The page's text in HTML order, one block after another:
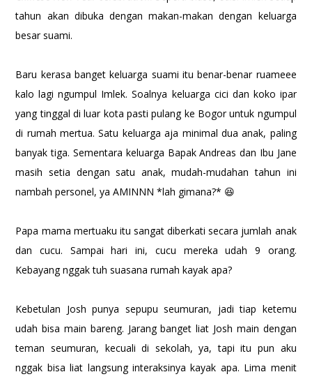
tahun akan dibuka dengan makan-makan dengan keluarga
besar suami.
Baru kerasa banget keluarga suami itu benar-benar ruameee
kalo lagi ngumpul Imlek. Soalnya keluarga cici dan koko ipar
yang tinggal di luar kota pasti pulang ke Bogor untuk ngumpul
di rumah mertua. Satu keluarga aja minimal dua anak, paling
banyak tiga. Sementara keluarga Bapak Andreas dan Ibu Jane
masih setia dengan satu anak, mudah-mudahan tahun ini
nambah personel, ya AMINNN *lah gimana?* 😆
Papa mama mertuaku itu sangat diberkati secara jumlah anak
dan cucu. Sampai hari ini, cucu mereka udah 9 orang.
Kebayang nggak tuh suasana rumah kayak apa?
Kebetulan Josh punya sepupu seumuran, jadi tiap ketemu
udah bisa main bareng. Jarang banget liat Josh main dengan
teman seumuran, kecuali di sekolah, ya, tapi itu pun aku
nggak bisa liat langsung interaksinya kayak apa. Lima menit